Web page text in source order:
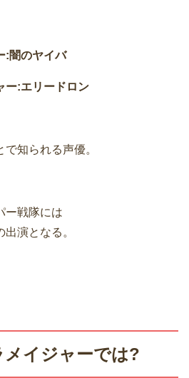
:闇のヤイバ
ー:エリードロン
知られる声優。
ー戦隊には
演となる。
イジャーでは?